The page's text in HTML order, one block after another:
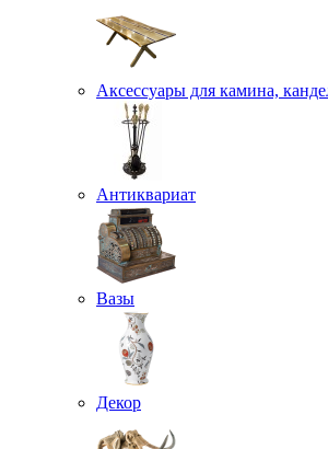
Аксессуары для камина,
Антиквариат
Вазы
Декор